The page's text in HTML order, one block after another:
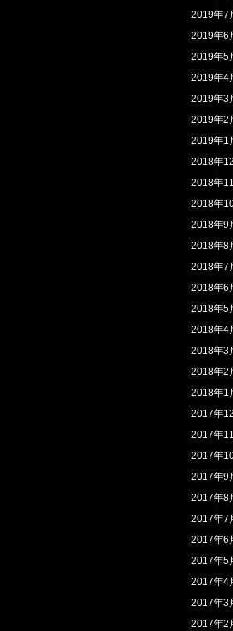
2019年7
2019年6
2019年5
2019年4
2019年3
2019年2
2019年1
2018年
2018年
2018年
2018年9
2018年8
2018年7
2018年6
2018年5
2018年4
2018年3
2018年2
2018年1
2017年
2017年
2017年
2017年9
2017年8
2017年7
2017年6
2017年5
2017年4
2017年3
2017年2